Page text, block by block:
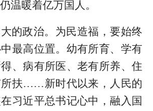
温暖着亿万国人。
的政治。为民造福，要始终
最高位置。幼有所育、学有
、病有所医、老有所养、住
所扶……新时代以来，人民的
习近平总书记心中，融入国